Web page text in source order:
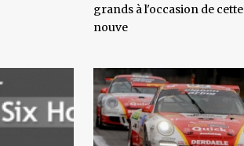
grands à l'occasion de cette
nouve